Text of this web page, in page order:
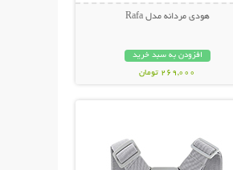
هودی مردانه مدل Rafa
افزودن به سبد خرید
269,000 تومان